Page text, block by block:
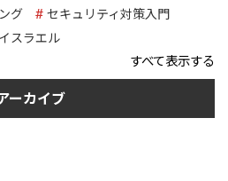
グ
セキュリティ対策入門
イスラエル
すべて表示する
ーカイブ